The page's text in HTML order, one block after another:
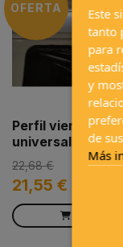
OFERTA
Perfil
universal
21,55 €
22,68 €
Este
tanto
para
y
de
Más